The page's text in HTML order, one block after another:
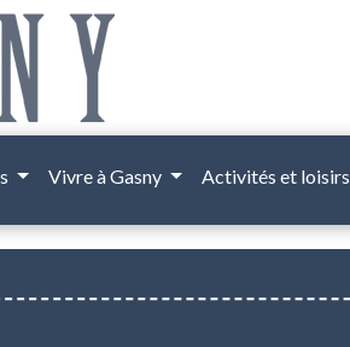
Vivre à Gasny Activités et loisirs